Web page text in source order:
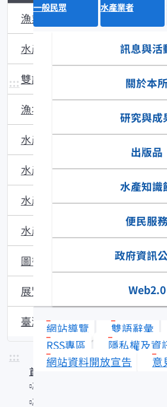
一般民眾 水產業者
訊息與活
關於本所
研究與成
出版品
水產知識
便民服務
政府資訊
Web2.0
網站導覽 雙語辭彙
RSS專區
隱私權及資
網站資料開放宣告
意
:::
漁業問答
水產主題館
雙語辭彙
漁場動態
水產品食安專區
水產技術
水產多媒體
水產食譜
圖書館藏
展覽與活動
臺灣沿近海漁業資源動態
:::
首頁
水產知識館
水產知識淺說